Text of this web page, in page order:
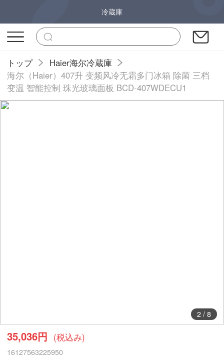
冷蔵庫
トップ
Haier海尔冷蔵庫
海尔（Haier）407升 变频风冷无霜多门冰箱 除菌 三档
变温 智能控制 珠光玻璃面板 BCD-407WDECU1
2/ 8
35,036円 (税込み)
16127563225950